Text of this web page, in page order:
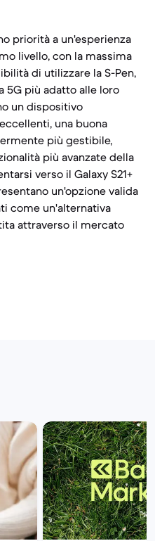
priorità a un'esperienza
livello, con la massima
di utilizzare la S-Pen,
5G più adatto alle loro
un dispositivo
una buona
più gestibile,
più avanzate della
verso il Galaxy S21+
un'opzione valida
come un'alternativa
attraverso il mercato